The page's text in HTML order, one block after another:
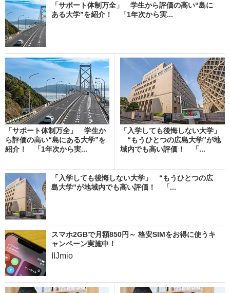
「サポート体制万全」 学生から評価の高い“島に
ある大学”を紹介！ 「1年次から実...
「サポート体制万全」 学生か
ら評価の高い“島にある大学”を
紹介！ 「1年次から実...
「入学しても後悔しない大学」
“もうひとつの広島大学”が地
域内でも高い評価！ 「...
「入学しても後悔しない大学」 “もうひとつの広
島大学”が地域内でも高い評価！ 「...
スマホ2GBで月額850円～ 格安SIMをお得に使うキ
ャンペーン実施中！
IIJmio